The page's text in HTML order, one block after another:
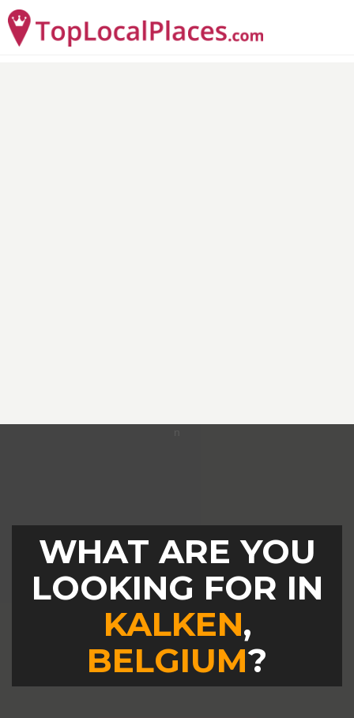
WHAT ARE YOU
LOOKING FOR IN
KALKEN,
BELGIUM?